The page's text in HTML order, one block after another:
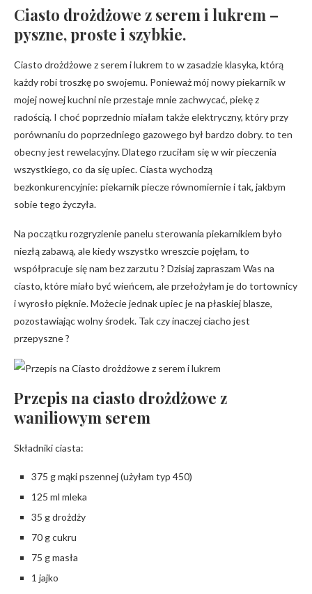
Ciasto drożdżowe z serem i lukrem –
pyszne, proste i szybkie.
Ciasto drożdżowe z serem i lukrem to w zasadzie klasyka, którą
każdy robi troszkę po swojemu. Ponieważ mój nowy piekarnik w
mojej nowej kuchni nie przestaje mnie zachwycać, piekę z
radością. I choć poprzednio miałam także elektryczny, który przy
porównaniu do poprzedniego gazowego był bardzo dobry. to ten
obecny jest rewelacyjny. Dlatego rzuciłam się w wir pieczenia
wszystkiego, co da się upiec. Ciasta wychodzą
bezkonkurencyjnie: piekarnik piecze równomiernie i tak, jakbym
sobie tego życzyła.
Na początku rozgryzienie panelu sterowania piekarnikiem było
niezłą zabawą, ale kiedy wszystko wreszcie pojęłam, to
współpracuje się nam bez zarzutu ? Dzisiaj zapraszam Was na
ciasto, które miało być wieńcem, ale przełożyłam je do tortownicy
i wyrosło pięknie. Możecie jednak upiec je na płaskiej blasze,
pozostawiając wolny środek. Tak czy inaczej ciacho jest
przepyszne ?
Przepis na ciasto drożdżowe z
waniliowym serem
Składniki ciasta:
375 g mąki pszennej (użyłam typ 450)
125 ml mleka
35 g drożdży
70 g cukru
75 g masła
1 jajko